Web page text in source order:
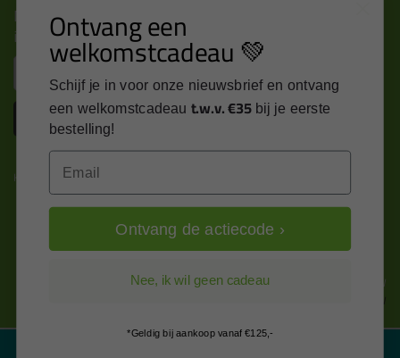
Nieuws, tips en exclusieve deals rechtstreeks in je
inbox
Inschrijven
Kitcentrum is trots op:
Alle prijzen zijn in EURO en excl. 21% BTW
wijzig naar incl. BTW
Ontvang een
welkomstcadeau 💚
Schijf je in voor onze nieuwsbrief en ontvang
een welkomstcadeau t.w.v. €35 bij je eerste
bestelling!
Email
Ontvang de actiecode ›
Nee, ik wil geen cadeau
*Geldig bij aankoop vanaf €125,-